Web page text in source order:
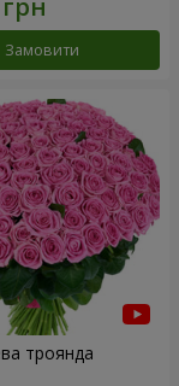
Замовити
троянда